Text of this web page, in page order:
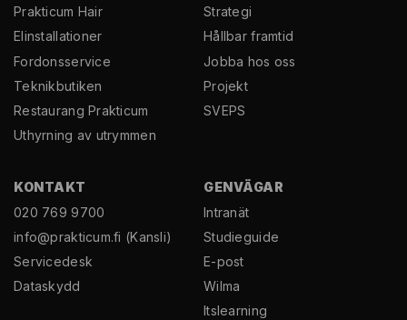
Prakticum Hair
El­installationer
Fordonsservice
Teknikbutiken
Restaurang Prakticum
Uthyrning av utrymmen
Strategi
Hållbar framtid
Jobba hos oss
Projekt
SVEPS
KONTAKT
020 769 9700
info@prakticum.fi (Kansli)
Servicedesk
Dataskydd
GENVÄGAR
Intranät
Studieguide
E-post
Wilma
Itslearning